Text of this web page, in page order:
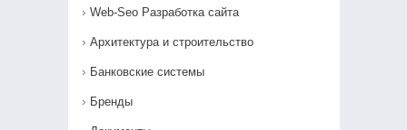
Web-Seo Разработка сайта
Архитектура и строительство
Банковские системы
Бренды